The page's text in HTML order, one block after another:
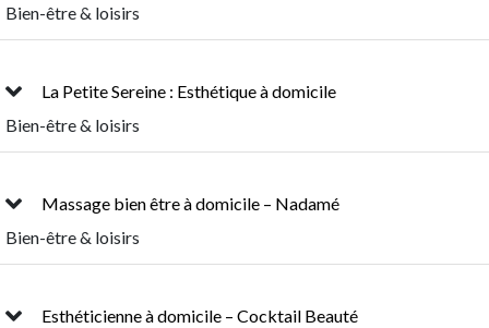
Bien-être & loisirs
La Petite Sereine : Esthétique à domicile
Bien-être & loisirs
Massage bien être à domicile – Nadamé
Bien-être & loisirs
Esthéticienne à domicile – Cocktail Beauté